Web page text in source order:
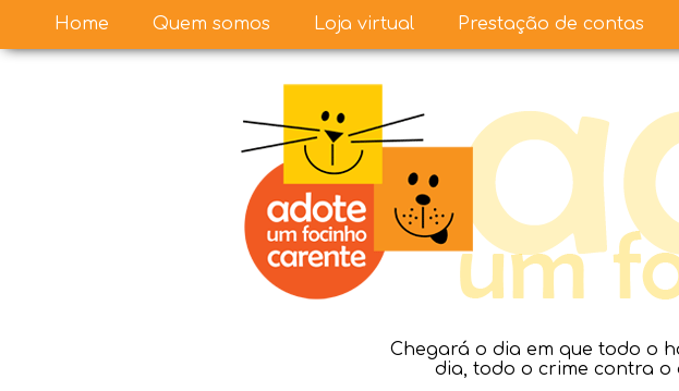
Chegará o dia em que todo o
dia, todo o crime contra o
Home Quem somos Loja virtual Prestação de contas